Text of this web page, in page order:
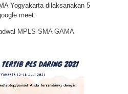
Yogyakarta dilaksanakan 5
meet.
MPLS SMA GAMA